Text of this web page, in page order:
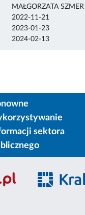
MAŁGORZATA SZMER
2022-11-21
2023-01-23
2024-02-13
sektora